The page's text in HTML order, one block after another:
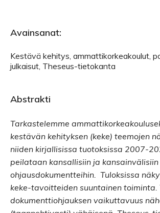
Avainsanat:
Kestävä kehitys, ammattikorkeakoulut,
julkaisut, Theseus-tietokanta
Abstrakti
Tarkastelemme
kestävän kehityksen (keke) teemojen
niiden kirjallisissa tuotoksissa 2007-
peilataan kansallisiin ja kansainvälisiin
ohjausdokumentteihin. Tuloksissa
keke-tavoitteiden suuntainen toiminta.
dokumenttiohjauksen vaikuttavuus